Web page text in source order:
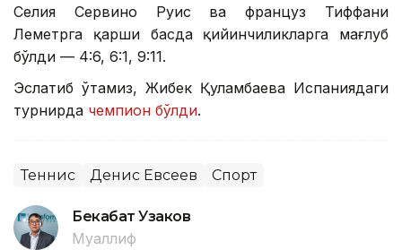
Селия Сервино Руис ва француз Тиффани
Леметрга қарши баҳсда қийинчиликларга мағлуб
бўлди — 4:6, 6:1, 9:11.
Эслатиб ўтамиз, Жибек Қуламбаева Испаниядаги
турнирда чемпион бўлди.
Теннис Денис Евсеев Спорт
Бекабат Узаков
Муаллиф